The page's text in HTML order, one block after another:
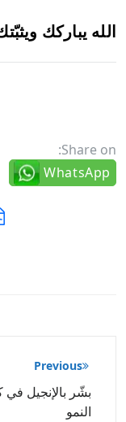
الله يباركك
Share on:
WhatsApp
تصفّح
المقالات
Previous
بشّر بالإنجيل
النمو